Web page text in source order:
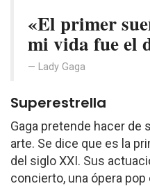
«El primer
mi vida fue el
Lady Gaga
Superestrella
Gaga pretende hacer de
arte. Se dice que es la
del siglo XXI. Sus
concierto, una ópera